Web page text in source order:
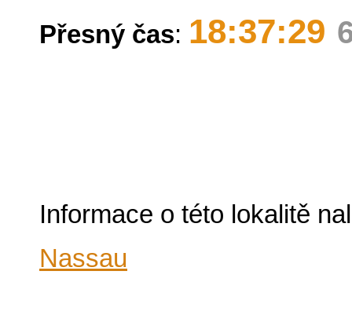
Přesný čas: 18:37:29
Informace o této lokalitě
Nassau